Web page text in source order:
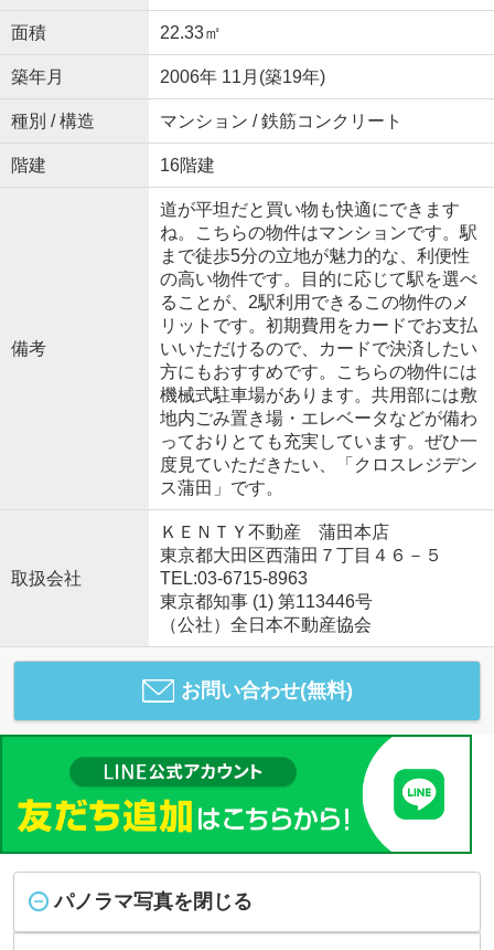
面積 22.33㎡
築年月 2006年 11月(築19年)
種別 / 構造 マンション / 鉄筋コンクリート
階建 16階建
備考
道が平坦だと買い物も快適にできます
ね。こちらの物件はマンションです。駅
まで徒歩5分の立地が魅力的な、利便性
の高い物件です。目的に応じて駅を選べ
ることが、2駅利用できるこの物件のメ
リットです。初期費用をカードでお支払
いいただけるので、カードで決済したい
方にもおすすめです。こちらの物件には
機械式駐車場があります。共用部には敷
地内ごみ置き場・エレベータなどが備わ
っておりとても充実しています。ぜひ一
度見ていただきたい、「クロスレジデン
ス蒲田」です。
取扱会社
ＫＥＮＴＹ不動産 蒲田本店
東京都大田区西蒲田７丁目４６－５
TEL:03-6715-8963
東京都知事 (1) 第113446号
（公社）全日本不動産協会
お問い合わせ(無料)
パノラマ写真を閉じる